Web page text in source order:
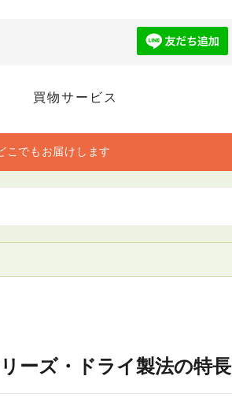
買物サービス
こでもお届けします
ーズ・ドライ製法の特長